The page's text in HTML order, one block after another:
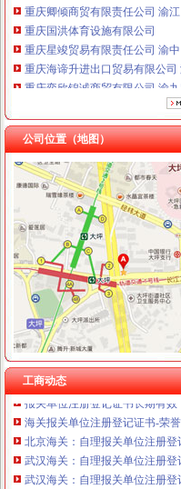
重庆国洪体育设施有限公司
重庆星竣贸易有限责任公司 渝中
重庆海谛升进出口贸易有限公司
重庆奕欣锦诚商贸有限公司 渝九
重庆信同广告有限公司 渝沙50万
重庆三虹房地产营销策划有限
重庆宝鹰汽车销售有限公司
公司位置（地图）
工商动态
海关报关单位注册登记证书
拱北海关:咨询报关企业注册登
报关单位__POCO网（）_我的我
海关报关单位注册登记证书_资
苏州海关报关单位注册登记证书
本单位为进出口货物收发货人,
常州海关报关单位注册登记证书
海关报关单位注册登记证书,五
报关单位注册登记证书长期有效
海关报关单位注册登记证书-荣
北京海关：自理报关单位注册登
武汉海关：自理报关单位注册登
武汉海关：自理报关单位注册登
下列单位中,海关一般不予核发